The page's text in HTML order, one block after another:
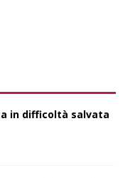
in difficoltà salvata